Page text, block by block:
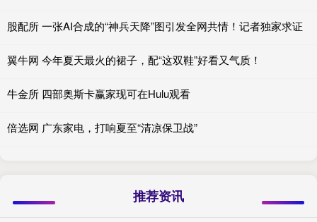
股配所 一张AI合成的“神兵天降”图引发全网共情！记者独家求证
翼牛网 今年夏天最火的裙子，配“这双鞋”好看又气质！
牛金所 四部奥斯卡赢家现可在Hulu观看
倍选网 广东家电，打响夏至“清凉保卫战”
推荐资讯